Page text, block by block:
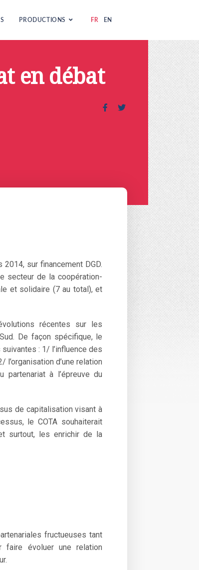
PRODUCTIONS FR EN
en débat
sur financement DGD.
secteur de la coopération-
et solidaire (7 au total), et
récentes sur les
De façon spécifique, le
: 1/ l’influence des
d’une relation
partenariat à l’épreuve du
de capitalisation visant à
le COTA souhaiterait
surtout, les enrichir de la
fructueuses tant
faire évoluer une relation